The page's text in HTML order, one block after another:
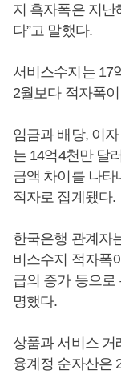
지 흑자폭은 지난
다”고 말했다.
서비스수지는 17
2월보다 적자폭
임금과 배당, 이
는 14억4천만 달
금액 차이를 나타
적자로 집계됐다.
한국은행 관계자
비스수지 적자폭
급의 증가 등으로
명했다.
상품과 서비스 거
융계정 순자산은